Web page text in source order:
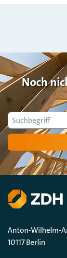
Noch
Suche
Anton-Wilhelm-
10117 Berlin